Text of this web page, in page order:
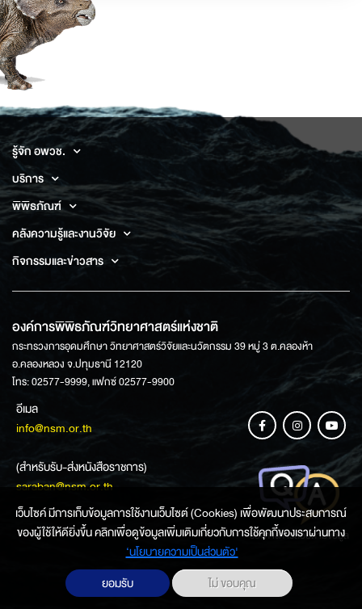
รู้จัก อพวช.
บริการ
พิพิธภัณฑ์
คลังความรู้และงานวิจัย
กิจกรรมและข่าวสาร
องค์การพิพิธภัณฑ์วิทยาศาสตร์แห่งชาติ
กระทรวงการอุดมศึกษา วิทยาศาสตร์วิจัยและนวัตกรรม 39 หมู่ 3 ต.คลองห้า
อ.คลองหลวง จ.ปทุมธานี 12120
โทร: 02577-9999, แฟกซ์ 02577-9900
อีเมล
info@nsm.or.th
(สำหรับรับ-ส่งหนังสือราชการ)
saraban@nsm.or.th
ช่องทางการสอบถามข้อมูล
เว็บไซค์ มีการเก็บข้อมูลการใช้งานเว็บไซต์ (Cookies) เพื่อพัฒนาประสบการณ์
ของผู้ใช้ให้ดียิ่งขึ้น คลิกเพื่อดูข้อมูลเพิ่มเติมเกี่ยวกับการใช้คุกกี้ของเราผ่านทาง
‘นโยบายความเป็นส่วนตัว'
ยอมรับ
ไม่ ขอบคุณ